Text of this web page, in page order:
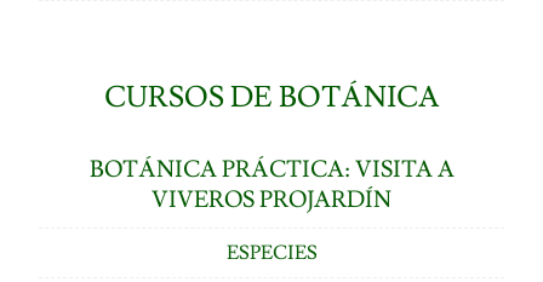
CURSOS DE BOTÁNICA
BOTÁNICA PRÁCTICA: VISITA A
VIVEROS PROJARDÍN
ESPECIES